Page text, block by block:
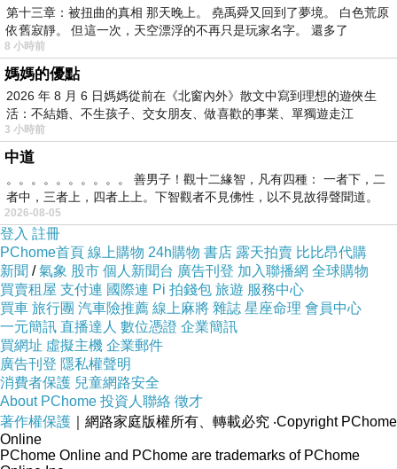
上一篇：玫友383
下一篇：玫友385
第十三章：被扭曲的真相 那天晚上。 堯禹舜又回到了夢境。 白色荒原
依舊寂靜。 但這一次，天空漂浮的不再只是玩家名字。 還多了
8 小時前
媽媽的優點
2026 年 8 月 6 日媽媽從前在《北窗內外》散文中寫到理想的遊俠生
活：不結婚、不生孩子、交女朋友、做喜歡的事業、單獨遊走江
湖⋯⋯，
3 小時前
中道
。。。。。。。。。。 善男子！觀十二緣智，凡有四種： 一者下，二
者中，三者上，四者上上。下智觀者不見佛性，以不見故得聲聞道。
2026-08-05
登入 註冊
PChome首頁 線上購物 24h購物 書店 露天拍賣 比比昂代購
新聞 /氣象 股市 個人新聞台 廣告刊登 加入聯播網 全球購物
買賣租屋 支付連 國際連 Pi 拍錢包 旅遊 服務中心
買車 旅行團 汽車險推薦 線上麻將 雜誌 星座命理 會員中心
一元簡訊 直播達人 數位憑證 企業簡訊
買網址 虛擬主機 企業郵件
廣告刊登 隱私權聲明
消費者保護 兒童網路安全
About PChome 投資人聯絡 徵才
著作權保護 ｜網路家庭版權所有、轉載必究 ‧Copyright PChome
Online
PChome Online and PChome are trademarks of PChome